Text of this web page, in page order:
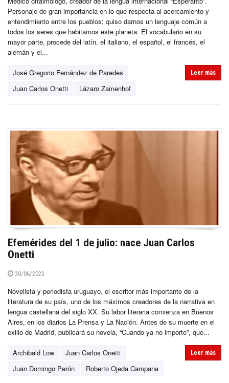
Personaje de gran importancia en lo que respecta al acercamiento y
entendimiento entre los pueblos; quiso darnos un lenguaje común a
todos los seres que habitamos este planeta. El vocabulario en su
mayor parte, procede del latín, el italiano, el español, el francés, el
alemán y el...
José Gregorio Fernández de Paredes
Juan Carlos Onetti
Lázaro Zamenhof
Leer más
Efemérides del 1 de julio: nace Juan Carlos
Onetti
30/06/2023
Novelista y periodista uruguayo, el escritor más importante de la
literatura de su país, uno de los máximos creadores de la narrativa en
lengua castellana del siglo XX. Su labor literaria comienza en Buenos
Aires, en los diarios La Prensa y La Nación. Antes de su muerte en el
exilio de Madrid, publicará su novela, “Cuando ya no importe”, que...
Archibald Low
Juan Carlos Onetti
Juan Domingo Perón
Roberto Ojeda Campana
Leer más